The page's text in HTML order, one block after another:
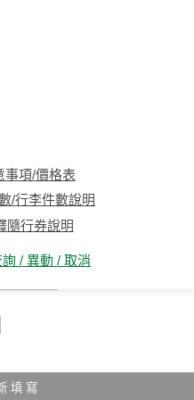
事項/價格表
/行李件數說明
隨行券說明
/ 異動 / 取消
填 寫